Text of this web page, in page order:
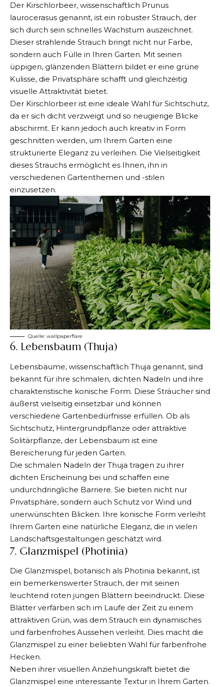
Der Kirschlorbeer, wissenschaftlich Prunus
laurocerasus genannt, ist ein robuster Strauch, der
sich durch sein schnelles Wachstum auszeichnet.
Dieser strahlende Strauch bringt nicht nur Farbe,
sondern auch Fülle in Ihren Garten. Mit seinen
üppigen, glänzenden Blättern bildet er eine grüne
Kulisse, die Privatsphäre schafft und gleichzeitig
visuelle Attraktivität bietet.
Der Kirschlorbeer ist eine ideale Wahl für Sichtschutz,
da er sich dicht verzweigt und so neugierige Blicke
abschirmt. Er kann jedoch auch kreativ in Form
geschnitten werden, um Ihrem Garten eine
strukturierte Eleganz zu verleihen. Die Vielseitigkeit
dieses Strauchs ermöglicht es Ihnen, ihn in
verschiedenen Gartenthemen und -stilen
einzusetzen.
Quelle: wallpaperflare
6. Lebensbaum (Thuja)
Lebensbäume, wissenschaftlich Thuja genannt, sind
bekannt für ihre schmalen, dichten Nadeln und ihre
charakteristische konische Form. Diese Sträucher sind
äußerst vielseitig einsetzbar und können
verschiedene Gartenbedürfnisse erfüllen. Ob als
Sichtschutz, Hintergrundpflanze oder attraktive
Solitärpflanze, der Lebensbaum ist eine
Bereicherung für jeden Garten.
Die schmalen Nadeln der Thuja tragen zu ihrer
dichten Erscheinung bei und schaffen eine
undurchdringliche Barriere. Sie bieten nicht nur
Privatsphäre, sondern auch Schutz vor Wind und
unerwünschten Blicken. Ihre konische Form verleiht
Ihrem Garten eine natürliche Eleganz, die in vielen
Landschaftsgestaltungen geschätzt wird.
7. Glanzmispel (Photinia)
Die Glanzmispel, botanisch als Photinia bekannt, ist
ein bemerkenswerter Strauch, der mit seinen
leuchtend roten jungen Blättern beeindruckt. Diese
Blätter verfärben sich im Laufe der Zeit zu einem
attraktiven Grün, was dem Strauch ein dynamisches
und farbenfrohes Aussehen verleiht. Dies macht die
Glanzmispel zu einer beliebten Wahl für farbenfrohe
Hecken.
Neben ihrer visuellen Anziehungskraft bietet die
Glanzmispel eine interessante Textur in Ihrem Garten.